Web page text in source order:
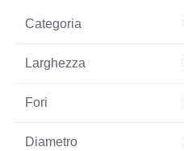
Categoria
Larghezza
Fori
Diametro